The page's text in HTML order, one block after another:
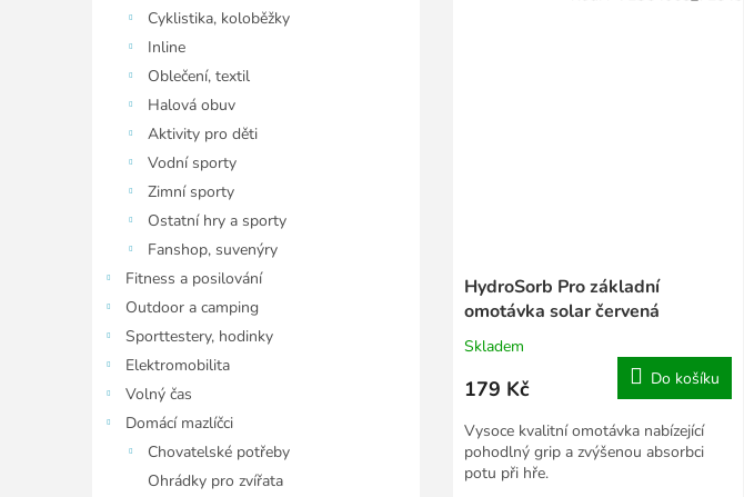
Cyklistika, koloběžky
Inline
Oblečení, textil
Halová obuv
Aktivity pro děti
Vodní sporty
Zimní sporty
Ostatní hry a sporty
Fanshop, suvenýry
Fitness a posilování
Outdoor a camping
Sporttestery, hodinky
Elektromobilita
Volný čas
Domácí mazlíčci
Chovatelské potřeby
Ohrádky pro zvířata
HydroSorb Pro základní
omotávka solar červená
Skladem
179 Kč Do košíku
Vysoce kvalitní omotávka nabízející
pohodlný grip a zvýšenou absorbci
potu při hře.